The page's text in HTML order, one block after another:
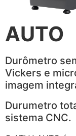
AUTO
Durômetro
Vickers e
imagem
Durumetro
sistema CNC.